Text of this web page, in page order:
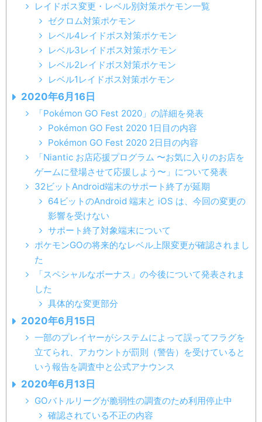
レイドボス変更・レベル別対策ポケモン一覧
ゼクロム対策ポケモン
レベル4レイドボス対策ポケモン
レベル3レイドボス対策ポケモン
レベル2レイドボス対策ポケモン
レベル1レイドボス対策ポケモン
2020年6月16日
「Pokémon GO Fest 2020」の詳細を発表
Pokémon GO Fest 2020 1日目の内容
Pokémon GO Fest 2020 2日目の内容
「Niantic お店応援プログラム 〜お気に入りのお店を
ゲームに登場させて応援しよう〜」について発表
32ビットAndroid端末のサポート終了が延期
64ビットのAndroid 端末と iOS は、今回の変更の
影響を受けない
サポート終了対象端末について
ポケモンGOの将来的なレベル上限変更が確認されまし
た
「スペシャルなボーナス」の今後について発表されま
した
具体的な変更部分
2020年6月15日
一部のプレイヤーがシステムによって誤ってフラグを
立てられ、アカウントが罰則（警告）を受けていると
いう報告を調査中と公式アナウンス
2020年6月13日
GOバトルリーグが脆弱性の調査のため利用停止中
確認されている不正の内容